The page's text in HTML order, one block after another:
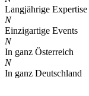
Langjährige Expertise
N
Einzigartige Events
N
In ganz Österreich
N
In ganz Deutschland